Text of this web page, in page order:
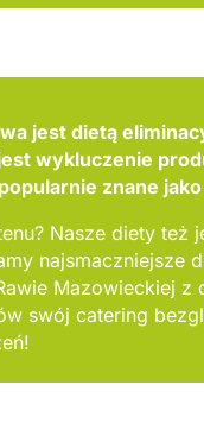
jest dietą
wykluczenie
znane
Nasze diety też
najsmaczniejsze
Mazowieckiej z
swój catering